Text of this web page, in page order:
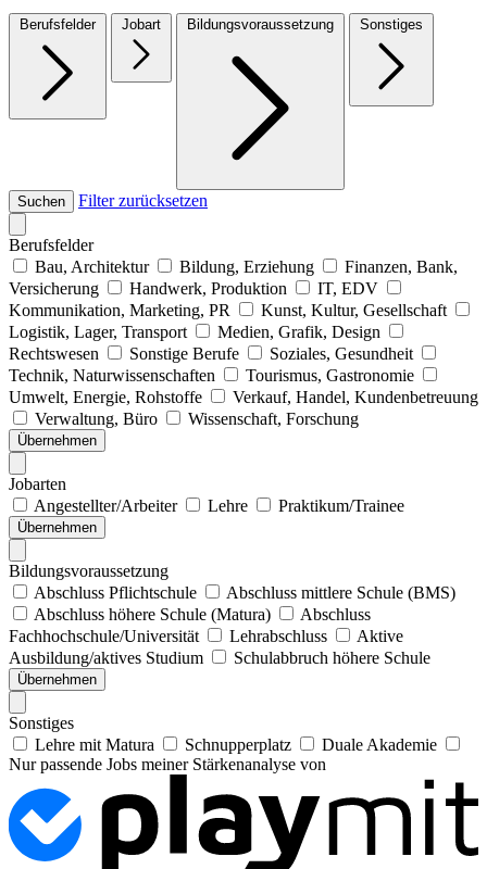
Berufsfelder Jobart Bildungsvoraussetzung Sonstiges
Suchen Filter zurücksetzen
Berufsfelder
Bau, Architektur
Bildung, Erziehung
Finanzen, Bank,
Versicherung
Handwerk, Produktion
IT, EDV
Kommunikation, Marketing, PR
Kunst, Kultur, Gesellschaft
Logistik, Lager, Transport
Medien, Grafik, Design
Rechtswesen
Sonstige Berufe
Soziales, Gesundheit
Technik, Naturwissenschaften
Tourismus, Gastronomie
Umwelt, Energie, Rohstoffe
Verkauf, Handel, Kundenbetreuung
Verwaltung, Büro
Wissenschaft, Forschung
Übernehmen
Jobarten
Angestellter/Arbeiter
Lehre Praktikum/Trainee
Übernehmen
Bildungsvoraussetzung
Abschluss Pflichtschule
Abschluss mittlere Schule (BMS)
Abschluss höhere Schule (Matura)
Abschluss
Fachhochschule/Universität
Lehrabschluss
Aktive
Ausbildung/aktives Studium
Schulabbruch höhere Schule
Übernehmen
Sonstiges
Lehre mit Matura
Schnupperplatz
Duale Akademie
Nur passende Jobs meiner Stärkenanalyse von